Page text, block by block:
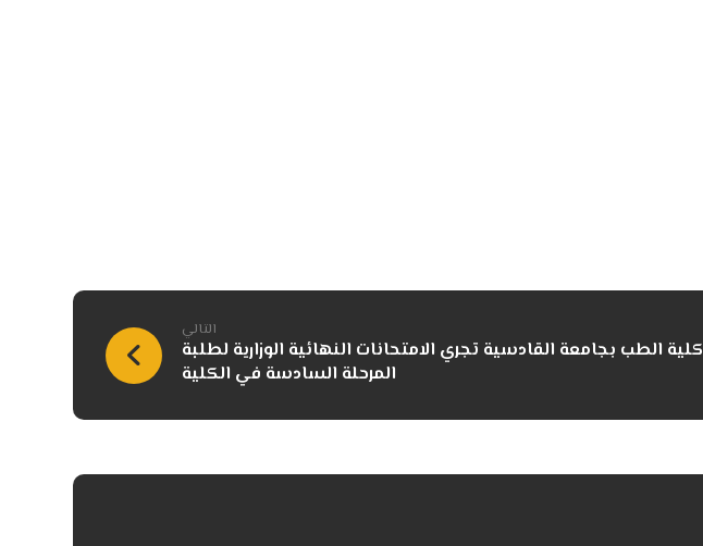
التالي
كلية الطب بجامعة القادسية تجري الامتحانات النهائية الوزارية لطلبة
المرحلة السادسة في الكلية